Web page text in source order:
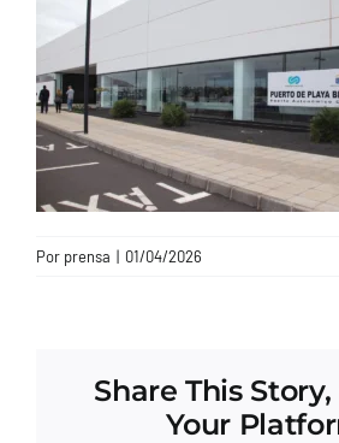
CONTACTO
Por prensa | 01/04/2026
Share This Story,
Your